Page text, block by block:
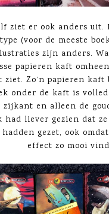
ziet er ook anders uit.
(voor de meeste
zijn anders.
papieren kaft
ziet. Zo’n papieren
onder de kaft is
zijkant en alleen de
liever gezien dat ze
hadden gezet, ook
effect zo mooi